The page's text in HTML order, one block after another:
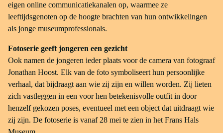
eigen online communicatiekanalen op, waarmee ze
leeftijdsgenoten op de hoogte brachten van hun ontwikkelingen
als jonge museumprofessionals.
Fotoserie geeft jongeren een gezicht
Ook namen de jongeren ieder plaats voor de camera van fotograaf
Jonathan Hoost. Elk van de foto symboliseert hun persoonlijke
verhaal, dat bijdraagt aan wie zij zijn en willen worden. Zij lieten
zich vastleggen in een voor hen betekenisvolle outfit in door
henzelf gekozen poses, eventueel met een object dat uitdraagt wie
zij zijn. De fotoserie is vanaf 28 mei te zien in het Frans Hals